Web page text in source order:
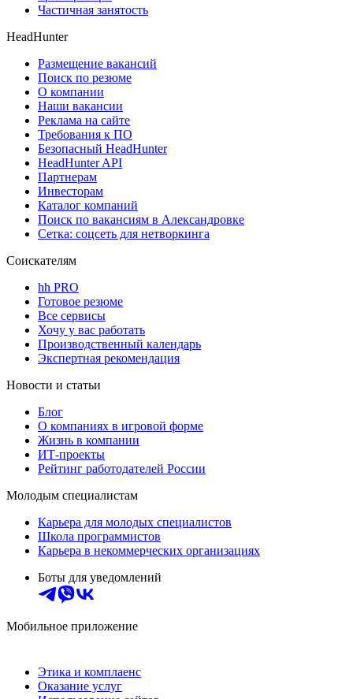
Частичная занятость
HeadHunter
Размещение вакансий
Поиск по резюме
О компании
Наши вакансии
Реклама на сайте
Требования к ПО
Безопасный HeadHunter
HeadHunter API
Партнерам
Инвесторам
Каталог компаний
Поиск по вакансиям в Александровке
Сетка: соцсеть для нетворкинга
Соискателям
hh PRO
Готовое резюме
Все сервисы
Хочу у вас работать
Производственный календарь
Экспертная рекомендация
Новости и статьи
Блог
О компаниях в игровой форме
Жизнь в компании
ИТ-проекты
Рейтинг работодателей России
Молодым специалистам
Карьера для молодых специалистов
Школа программистов
Карьера в некоммерческих организациях
Боты для уведомлений
Мобильное приложение
Этика и комплаенс
Оказание услуг